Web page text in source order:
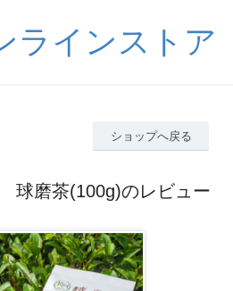
ラインストア
ショップへ戻る
球磨茶(100g)のレビュー